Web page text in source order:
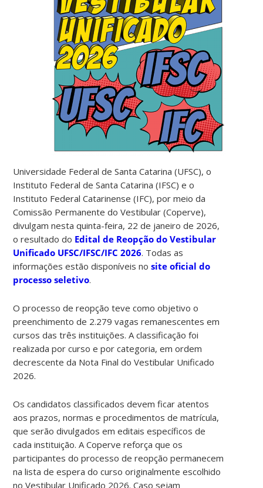
Universidade Federal de Santa Catarina (UFSC), o
Instituto Federal de Santa Catarina (IFSC) e o
Instituto Federal Catarinense (IFC), por meio da
Comissão Permanente do Vestibular (Coperve),
divulgam nesta quinta-feira, 22 de janeiro de 2026,
o resultado do Edital de Reopção do Vestibular
Unificado UFSC/IFSC/IFC 2026. Todas as
informações estão disponíveis nosite oficial do
processo seletivo.
O processo de reopção teve como objetivo o
preenchimento de 2.279 vagas remanescentes em
cursos das três instituições. A classificação foi
realizada por curso e por categoria, em ordem
decrescente da Nota Final do Vestibular Unificado
2026.
Os candidatos classificados devem ficar atentos
aos prazos, normas e procedimentos de matrícula,
que serão divulgados em editais específicos de
cada instituição. A Coperve reforça que os
participantes do processo de reopção permanecem
na lista de espera do curso originalmente escolhido
no Vestibular Unificado 2026. Caso sejam